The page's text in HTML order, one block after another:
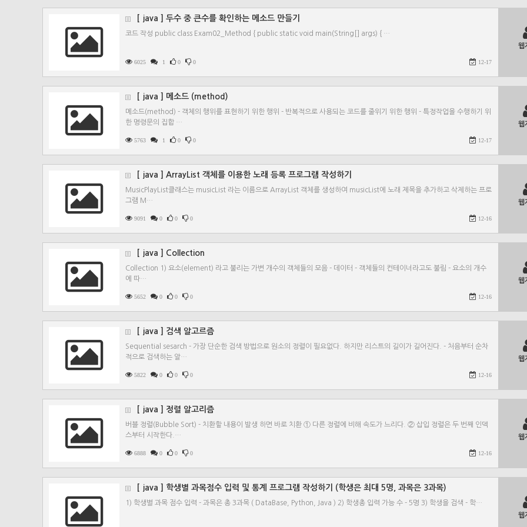
[ java ] 두수 중 큰수를 확인하는 메소드 만들기
코드 작성 public class Exam02_Method { public static void main(String[] args) { …
6025 1 0 0 12-17
웹
[ java ] 메소드 (method)
메소드(method) - 객체의 행위를 표현하기 위한 행위 - 반복적으로 사용되는 코드를 줄위기 위한 행위 - 특정작업을 수행하기 위
한 명령문의 집합 …
5763 1 0 0 12-17
웹
[ java ] ArrayList 객체를 이용한 노래 등록 프로그램 작성하기
MusicPlayList클래스는 musicList 라는 이름으로 ArrayList 객체를 생성하여 musicList에 노래 제목을 추가하고 삭제하는 프로
그램 M…
9091 0 0 0 12-16
웹
[ java ] Collection
Collection 1) 요소(element) 라고 불리는 가변 개수의 객체들의 모음 - 데이터 - 객체들의 컨테이너라고도 불림 - 요소의 개수
에 따…
5652 0 0 0 12-16
웹
[ java ] 검색 알고르즘
Sequential sesarch - 가장 단순한 검색 방법으로 원소의 정렬이 필요없다. 하지만 리스트의 길이가 길어진다. - 처음부터 순차
적으로 검색하는 알…
5822 0 0 0 12-16
웹
[ java ] 정렬 알고리즘
버블 정렬(Bubble Sort) - 치환할 내용이 발생 하면 바로 치환 ① 다른 정렬에 비해 속도가 느리다. ② 삽입 정렬은 두 번째 인덱
스부터 시작한다.…
6888 0 0 0 12-16
웹
[ java ] 학생별 과목점수 입력 및 통계 프로그램 작성하기 (학생은 최대 5명, 과목은 3과목)
1) 학생별 과목 점수 입력 - 과목은 총 3과목 ( DataBase, Python, Java ) 2) 학생총 입력 가능 수 - 5명 3) 학생을 검색 - 학…
웹